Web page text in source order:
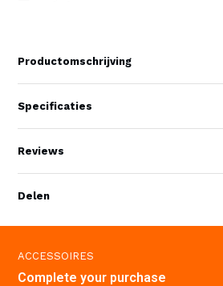
Productomschrijving
Specificaties
Reviews
Delen
ACCESSOIRES
Complete your purchase